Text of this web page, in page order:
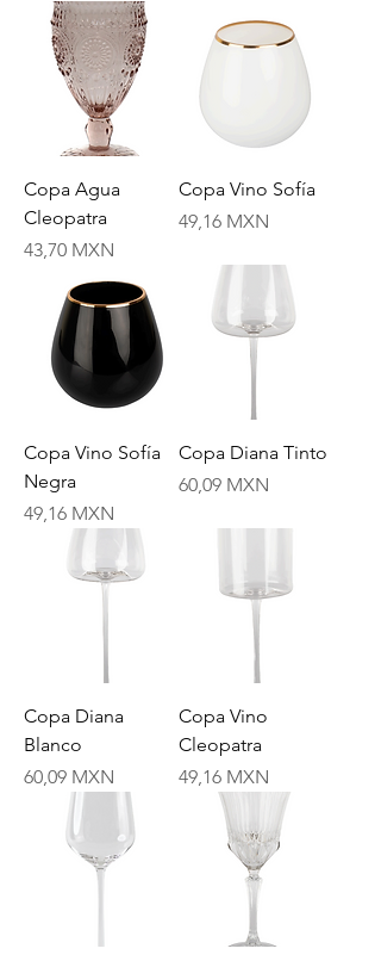
Copa Agua
Cleopatra
Price
43,70 MXN
Copa Vino Sofía
Price
49,16 MXN
Copa Vino Sofía
Negra
Price
49,16 MXN
Copa Diana Tinto
Price
60,09 MXN
Copa Diana
Blanco
Price
60,09 MXN
Copa Vino
Cleopatra
Price
49,16 MXN